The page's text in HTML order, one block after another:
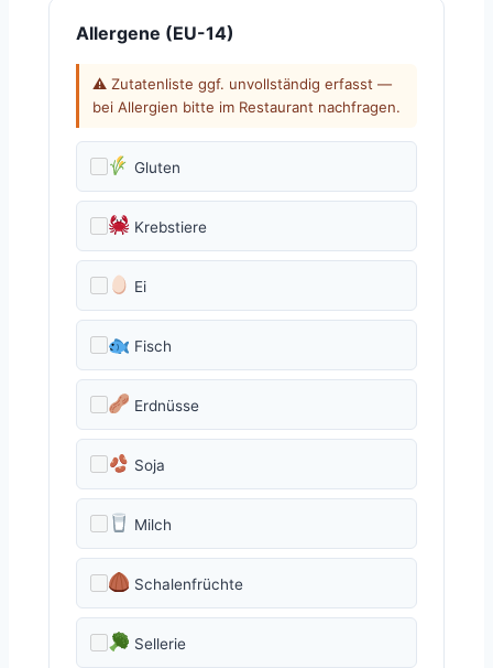
Allergene (EU-14)
⚠ Zutatenliste ggf. unvollständig erfasst —
bei Allergien bitte im Restaurant nachfragen.
Gluten
Krebstiere
Ei
Fisch
Erdnüsse
Soja
Milch
Schalenfrüchte
Sellerie